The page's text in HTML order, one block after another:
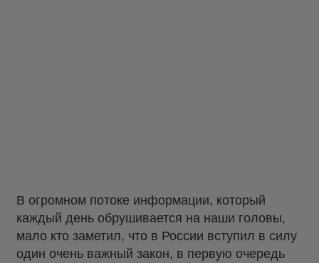
В огромном потоке информации, который
каждый день обрушивается на наши головы,
мало кто заметил, что в России вступил в силу
один очень важный закон, в первую очередь